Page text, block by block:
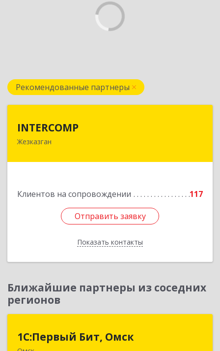
Рекомендованные партнеры
INTERCOMP
Жезказган
Клиентов на сопровождении 117
Отправить заявку
Показать контакты
100600, Республика Казахстан, Карагандинская
Отправить заявку
Назад
Ближайшие партнеры из соседних
регионов
1С:Первый Бит, Омск